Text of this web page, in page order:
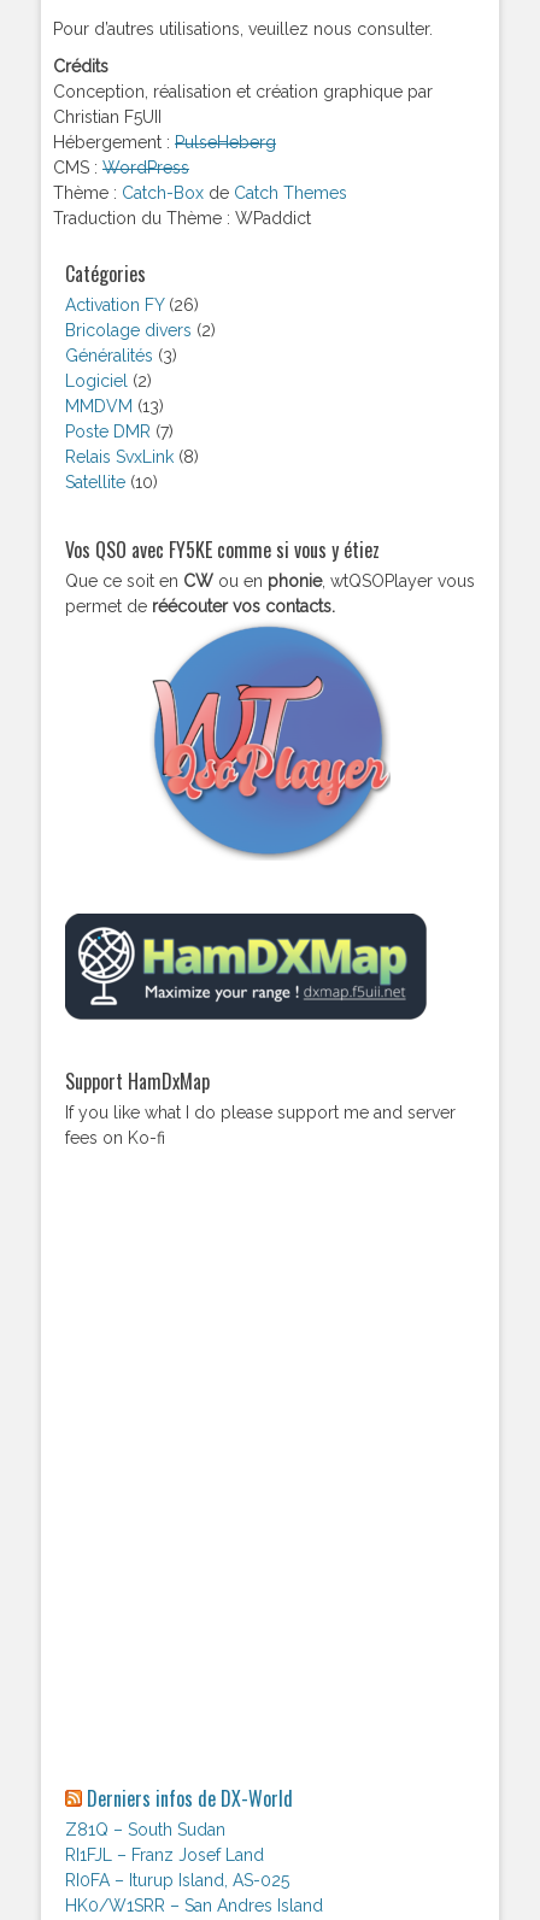
Pour d’autres utilisations, veuillez nous consulter.
Crédits
Conception, réalisation et création graphique par
Christian F5UII
Hébergement : PulseHeberg
CMS : WordPress
Thème : Catch-Box de Catch Themes
Traduction du Thème : WPaddict
Catégories
Activation FY(26)
Bricolage divers (2)
Généralités (3)
Logiciel (2)
MMDVM (13)
Poste DMR (7)
Relais SvxLink (8)
Satellite (10)
Vos QSO avec FY5KE comme si vous y étiez
Que ce soit en CW ou en phonie, wtQSOPlayer vous
permet de réécouter vos contacts.
Support HamDxMap
If you like what I do please support me and server
fees on Ko-fi
Derniers infos de DX-World
Z81Q – South Sudan
RI1FJL – Franz Josef Land
RI0FA – Iturup Island, AS-025
HK0/W1SRR – San Andres Island